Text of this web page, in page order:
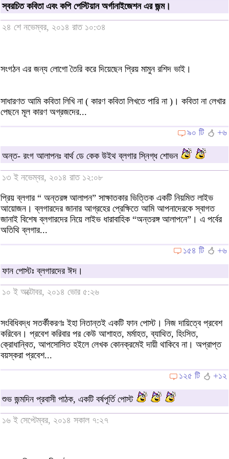
স্বরচিত কবিতা এবং কপি পেস্টিয়ান অর্গানাইজেশন এর জন্ম।
২৪ শে নভেম্বর, ২০১৪ রাত ১০:৩৪
সংগঠন এর জন্য লোগো তৈরি করে দিয়েছেন প্রিয় মামুন রশিদ ভাই।
সাধারণত আমি কবিতা লিখি না ( কারণ কবিতা লিখতে পারি না )। কবিতা না লেখার
পেছনে মূল কারণ অগ্রজদের...
৯০ টি
+৬
অন্ত- রংগ আলাপনঃ বার্থ ডে কেক উইথ ব্লগার স্নিগ্ধ শোভন
১৩ ই নভেম্বর, ২০১৪ রাত ১২:০৮
প্রিয় ব্লগার “ অন্তরঙ্গ আলাপন” সাক্ষাতকার ভিত্তিক একটি নিয়মিত লাইভ
আয়োজন। ব্লগারদের জানার আগ্রহের প্রেক্ষিতে আমি আপনাদেরকে স্বাগত
জানাই বিশেষ ব্লগারদের নিয়ে লাইভ ধারাবাহিক “অন্তরঙ্গ আলাপনে”। এ পর্বের
অতিথি ব্লগার...
১৫৪ টি
+৬
ফান পোস্টঃ ব্লগারদের ঈদ।
১০ ই অক্টোবর, ২০১৪ ভোর ৫:২৬
সংবিধিবদ্ধ সতর্কীকরণঃ ইহা নিতান্তই একটি ফান পোস্ট। নিজ দায়িত্বে প্রবেশ
করিবেন। প্রবেশ করিবার পর কেউ আশাহত, মর্মাহত, ব্যাথিত, হিংসিত,
ক্রোধান্বিত, আপসোসিত হইলে লেখক কোনক্রমেই দায়ী থাকিবে না। অপ্রাপ্ত
বয়স্করা প্রবেশ...
১২৫ টি
+১২
শুভ জন্মদিন প্রবাসী পাঠক, একটি বর্ষপূর্তি পোস্ট
১৬ ই সেপ্টেম্বর, ২০১৪ সকাল ৭:২৭